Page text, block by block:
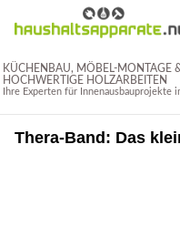
Thera-Band: Das